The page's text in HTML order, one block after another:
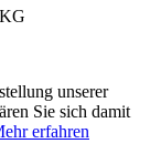
unserer
Sie sich damit
erfahren